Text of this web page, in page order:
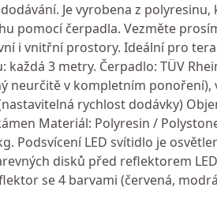
Je vyrobena z
pomocí čerpadla. Vezměte
i vnitřní prostory. Ideální pro
každá 3 metry. Čerpadlo: TÜV
neurčitě v kompletním
rychlost dodávky)
Materiál: Polyresin /
Podsvícení LED svítidlo je
disků před reflektorem
se 4 barvami (červená,